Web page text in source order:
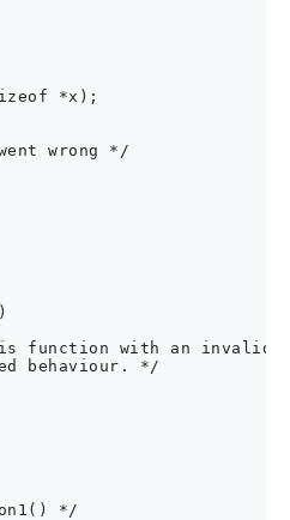
*x);
wrong */
function with an invalid
behaviour. */
*/